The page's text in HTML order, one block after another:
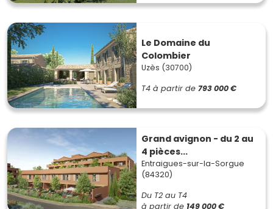
Le Domaine du
Colombier
Uzès (30700)
T4 à partir de 793 000 €
Grand avignon - du 2 au
4 pièces...
Entraigues-sur-la-Sorgue
(84320)
Du T2 au T4
à partir de 149 000 €